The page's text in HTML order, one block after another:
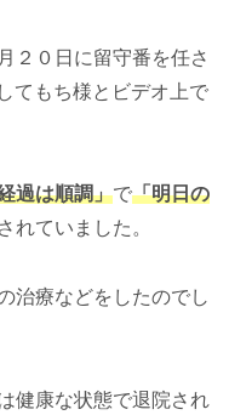
２０日に留守番を任さ
てもち様とビデオ上で
過は順調」で「明日の
れていました。
治療などをしたのでし
健康な状態で退院され